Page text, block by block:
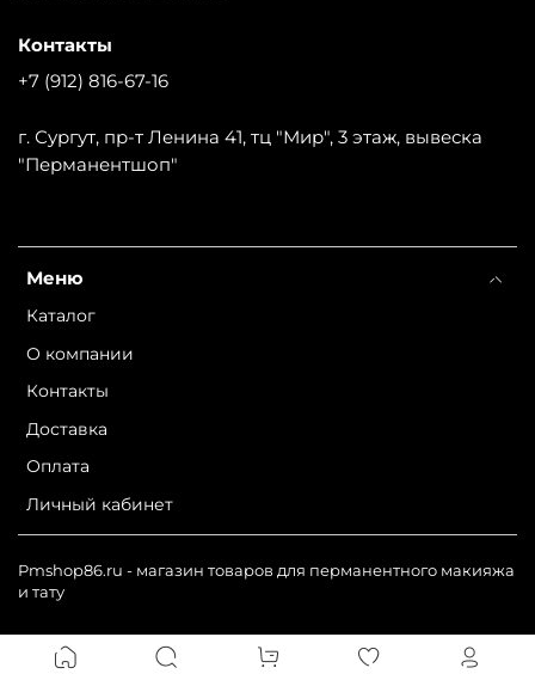
Меню
Каталог
О компании
Контакты
Доставка
Оплата
Личный кабинет
Контакты
+7 (912) 816-67-16
г. Сургут, пр-т Ленина 41, тц "Мир", 3 этаж, вывеска
"Перманентшоп"
Pmshop86.ru - магазин товаров для перманентного макияжа
и тату